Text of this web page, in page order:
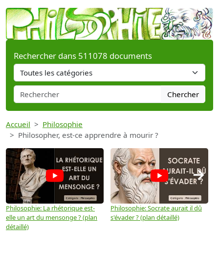
Rechercher dans 511078 documents
Chercher
Accueil
Philosophie
Philosopher, est-ce apprendre à mourir ?
Philosophie: La rhétorique est-
elle un art du mensonge ? (plan
détaillé)
Philosophie: Socrate aurait il dû
s'évader ? (plan détaillé)
→